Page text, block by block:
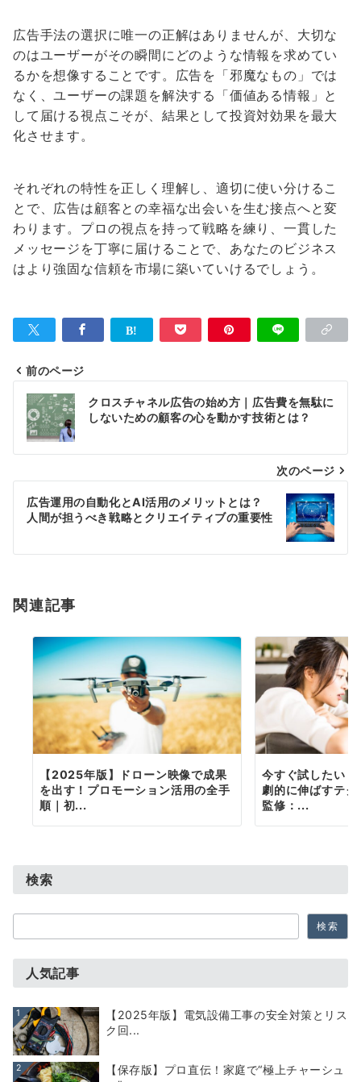
広告手法の選択に唯一の正解はありませんが、大切な
のはユーザーがその瞬間にどのような情報を求めてい
るかを想像することです。広告を「邪魔なもの」では
なく、ユーザーの課題を解決する「価値ある情報」と
して届ける視点こそが、結果として投資対効果を最大
化させます。
それぞれの特性を正しく理解し、適切に使い分けるこ
とで、広告は顧客との幸福な出会いを生む接点へと変
わります。プロの視点を持って戦略を練り、一貫した
メッセージを丁寧に届けることで、あなたのビジネス
はより強固な信頼を市場に築いていけるでしょう。
投
稿
ナ
ビ
ゲ
ー
シ
ン
前のページ
クロスチャネル広告の始め方｜広告費を無駄に
しないための顧客の心を動かす技術とは？
次のページ
広告運用の自動化とAI活用のメリットとは？
人間が担うべき戦略とクリエイティブの重要性
関連記事
【2025年版】ドローン映像で成果
を出す！プロモーション活用の全手
順｜初...
今すぐ試したい
劇的に伸ばすテ
監修：...
検索
索
検索
人気記事
1
【2025年版】電気設備工事の安全対策とリス
ク回...
2
【保存版】プロ直伝！家庭で“極上チャーシュ